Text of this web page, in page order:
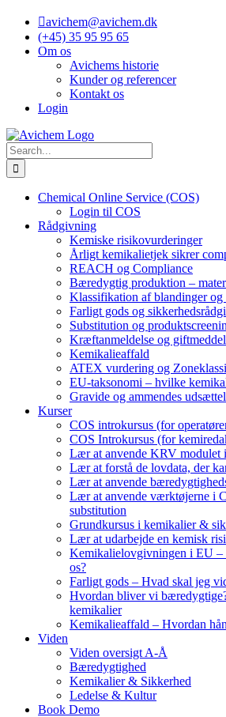
Skip
content
avichem@avichem.dk
(+45) 35 95 95 65
Om os
Avichems historie
Kunder og referencer
Kontakt os
Login
Search
for:
Chemical Online Service (COS)
Login til COS
Rådgivning
Kemiske risikovurderinger
Årligt kemikalietjek sikrer
REACH og Compliance
Bæredygtig produktion –
Klassifikation af blandinger og
Farligt gods og
Substitution og
Kræftanmeldelse og
Kemikalieaffald
ATEX vurdering og
EU-taksonomi – hvilke
Gravide og ammendes
Kurser
COS introkursus (for
COS Introkursus (for
Lær at anvende KRV modulet
Lær at forstå de lovdata, der
Lær at anvende
Lær at anvende værktøjerne i
substitution
Grundkursus i kemikalier &
Lær at udarbejde en kemisk
Kemikalielovgivningen i EU –
os?
Farligt gods – Hvad skal jeg
Hvordan bliver vi
kemikalier
Kemikalieaffald – Hvordan
Viden
Viden oversigt A-Å
Bæredygtighed
Kemikalier & Sikkerhed
Ledelse & Kultur
Book Demo